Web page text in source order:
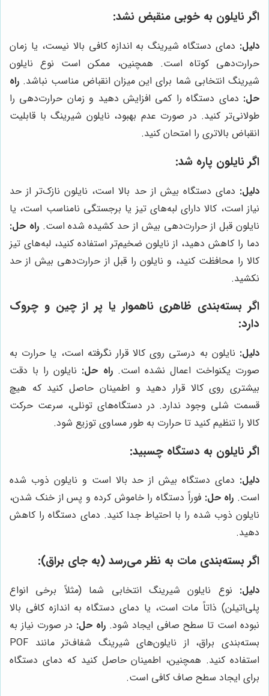
اگر نایلون به خوبی منقبض نشد:
دلیل: دمای دستگاه شیرینگ به اندازه کافی بالا نیست، یا زمان
حرارت‌دهی کوتاه است. همچنین، ممکن است نوع نایلون
شیرینگ انتخابی شما برای این میزان انقباض مناسب نباشد. راه
حل: دمای دستگاه را کمی افزایش دهید و زمان حرارت‌دهی را
طولانی‌تر کنید. در صورت عدم بهبود، نایلون شیرینگ با قابلیت
انقباض بالاتری را امتحان کنید.
اگر نایلون پاره شد:
دلیل: دمای دستگاه بیش از حد بالا است، نایلون نازک‌تر از حد
نیاز است، کالا دارای لبه‌های تیز یا برجستگی نامناسب است، یا
نایلون قبل از حرارت‌دهی بیش از حد کشیده شده است.راه حل:
دما را کاهش دهید، از نایلون ضخیم‌تر استفاده کنید، لبه‌های تیز
کالا را محافظت کنید، و نایلون را قبل از حرارت‌دهی بیش از حد
نکشید.
اگر بسته‌بندی ظاهری ناهموار یا پر از چین و چروک
دارد:
دلیل: نایلون به درستی روی کالا قرار نگرفته است، یا حرارت به
صورت یکنواخت اعمال نشده است.راه حل: نایلون را با دقت
بیشتری روی کالا قرار دهید و اطمینان حاصل کنید که هیچ
قسمت شلی وجود ندارد. در دستگاه‌های تونلی، سرعت حرکت
کالا را تنظیم کنید تا حرارت به طور مساوی توزیع شود.
اگر نایلون به دستگاه چسبید:
دلیل: دمای دستگاه بیش از حد بالا است و نایلون ذوب شده
است. راه حل: فوراً دستگاه را خاموش کرده و پس از خنک شدن،
نایلون ذوب شده را با احتیاط جدا کنید. دمای دستگاه را کاهش
دهید.
اگر بسته‌بندی مات به نظر می‌رسد (به جای براق):
دلیل: نوع نایلون شیرینگ انتخابی شما (مثلاً برخی انواع
پلی‌اتیلن) ذاتاً مات است، یا دمای دستگاه به اندازه کافی بالا
نبوده است تا سطح صافی ایجاد شود. راه حل: در صورت نیاز به
بسته‌بندی براق، از نایلون‌های شیرینگ شفاف‌تر مانند POF
استفاده کنید. همچنین، اطمینان حاصل کنید که دمای دستگاه
برای ایجاد سطح صاف کافی است.